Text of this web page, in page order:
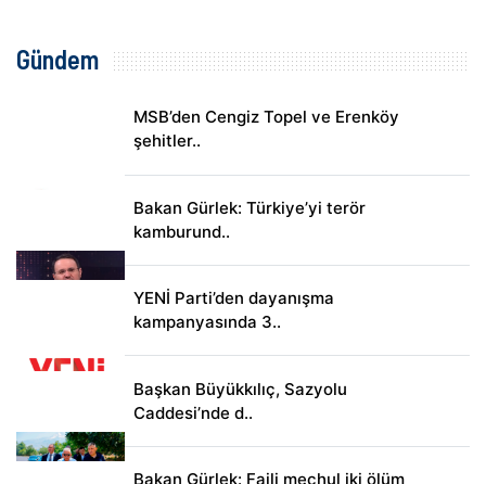
Gündem
MSB’den Cengiz Topel ve Erenköy
şehitler..
Bakan Gürlek: Türkiye’yi terör
kamburund..
YENİ Parti’den dayanışma
kampanyasında 3..
Başkan Büyükkılıç, Sazyolu
Caddesi’nde d..
Bakan Gürlek: Faili meçhul iki ölüm